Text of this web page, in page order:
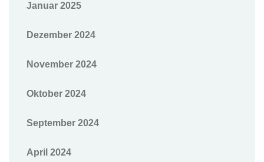
Januar 2025
Dezember 2024
November 2024
Oktober 2024
September 2024
April 2024